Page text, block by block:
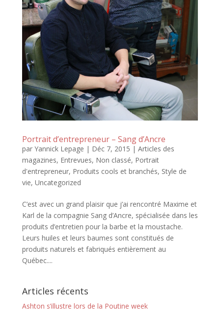
Portrait d’entrepreneur – Sang d’Ancre
par Yannick Lepage | Déc 7, 2015 | Articles des
magazines, Entrevues, Non classé, Portrait
d'entrepreneur, Produits cools et branchés, Style de
vie, Uncategorized
C’est avec un grand plaisir que j’ai rencontré Maxime et
Karl de la compagnie Sang d’Ancre, spécialisée dans les
produits d’entretien pour la barbe et la moustache.
Leurs huiles et leurs baumes sont constitués de
produits naturels et fabriqués entièrement au
Québec....
Articles récents
Ashton s’illustre lors de la Poutine week